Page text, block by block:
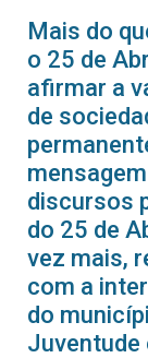
Mais do
o 25 de
afirmar a
de
discursos
do 25 de
vez mais,
com a
do
Juventude